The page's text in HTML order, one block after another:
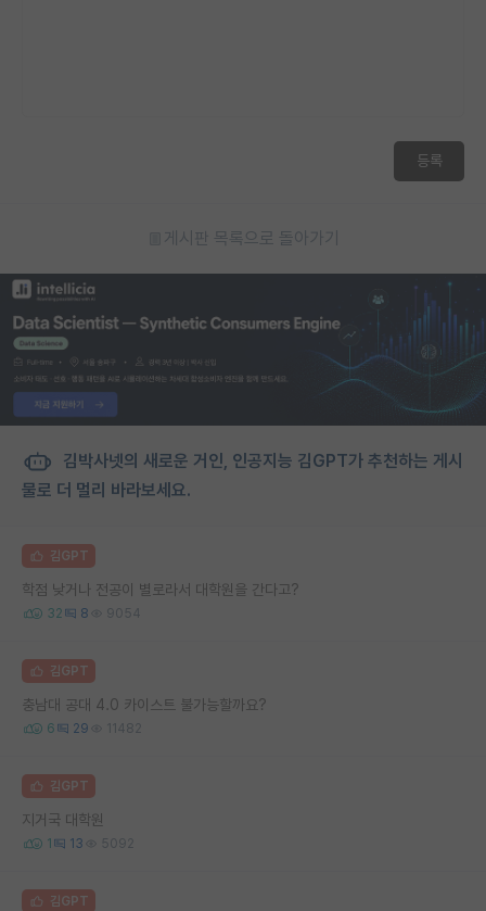
등록
게시판 목록으로 돌아가기
김박사넷의 새로운 거인, 인공지능 김GPT가 추천하는 게시
물로 더 멀리 바라보세요.
김GPT
학점 낮거나 전공이 별로라서 대학원을 간다고?
32 8 9054
김GPT
충남대 공대 4.0 카이스트 불가능할까요?
6 29 11482
김GPT
지거국 대학원
1 13 5092
김GPT